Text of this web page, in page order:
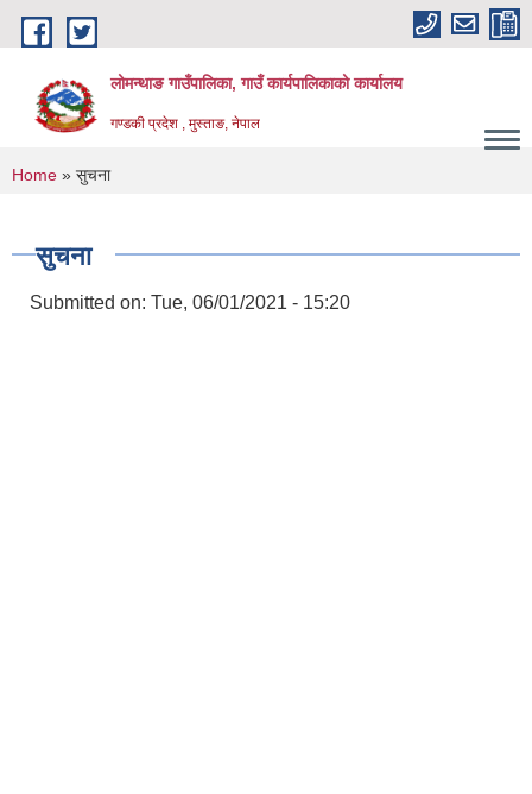
Skip to main content
लोमन्थाङ गाउँपालिका, गाउँ कार्यपालिकाको कार्यालय
गण्डकी प्रदेश , मुस्ताङ, नेपाल
You are here
Home » सुचना
सुचना
Submitted on: Tue, 06/01/2021 - 15:20